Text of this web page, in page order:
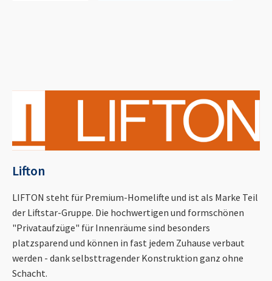
Lifton
LIFTON steht für Premium-Homelifte und ist als Marke Teil
der Liftstar-Gruppe. Die hochwertigen und formschönen
"Privataufzüge" für Innenräume sind besonders
platzsparend und können in fast jedem Zuhause verbaut
werden - dank selbsttragender Konstruktion ganz ohne
Schacht.